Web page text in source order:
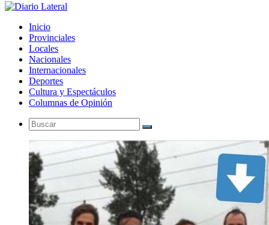
Inicio
Provinciales
Locales
Nacionales
Internacionales
Deportes
Cultura y Espectáculos
Columnas de Opinión
Buscar